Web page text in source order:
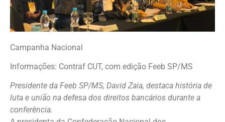
Campanha Nacional
Informações: Contraf CUT, com edição Feeb SP/MS
Presidente da Feeb SP/MS, David Zaia, destaca história de
luta e união na defesa dos direitos bancários durante a
conferência.